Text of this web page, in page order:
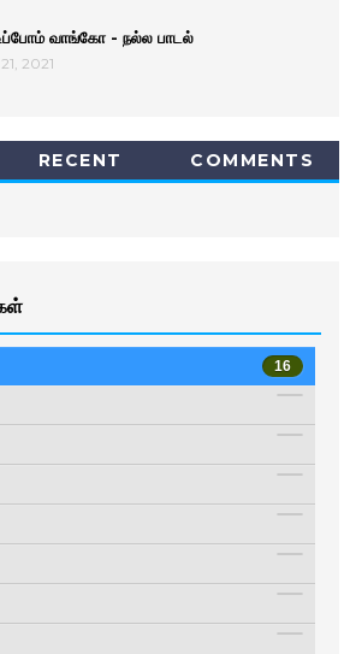
வாங்கோ - நல்ல பாடல்
2021
RECENT COMMENTS
16